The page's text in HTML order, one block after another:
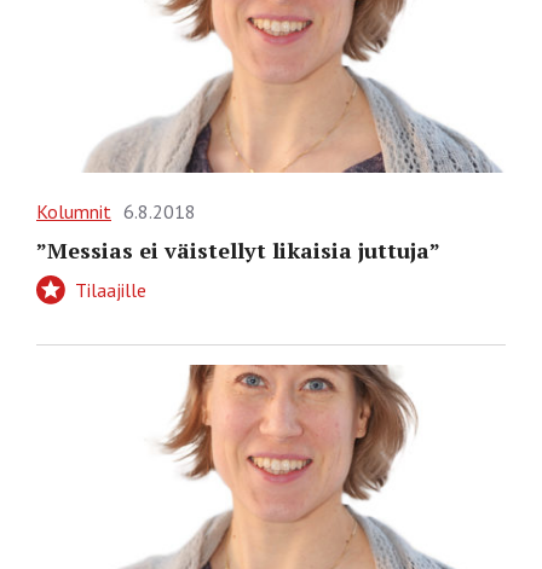
Kolumnit 6.8.2018
”Messias ei väistellyt likaisia juttuja”
Tilaajille